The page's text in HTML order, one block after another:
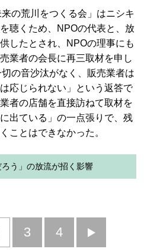
の荒川をつくる会」はニシキ
聴くため、NPOの代表と、放
したとされ、NPOの理事にも
業者の会長に再三取材を申し
の音沙汰がなく、販売業者は
応じられない」という返答で
者の店舗を直接訪ねて取材を
出ている」の一点張りで、残
ことはできなかった。
う」の放流が招く影響
3 4